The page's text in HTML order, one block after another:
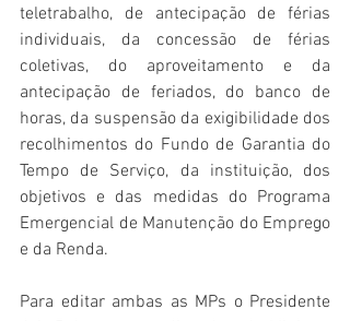
teletrabalho, de antecipação de férias
individuais, da concessão de férias
coletivas, do aproveitamento e da
antecipação de feriados, do banco de
horas, da suspensão da exigibilidade dos
recolhimentos do Fundo de Garantia do
Tempo de Serviço, da instituição, dos
objetivos e das medidas do Programa
Emergencial de Manutenção do Emprego
e da Renda.
Para editar ambas as MPs o Presidente